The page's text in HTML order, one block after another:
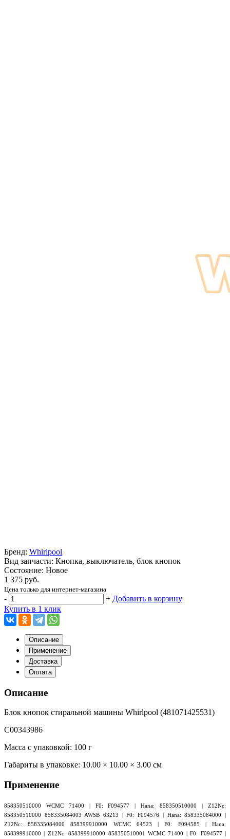
Бренд: Whirlpool
Вид запчасти: Кнопка, выключатель, блок кнопок
Состояние: Новое
1 375 руб.
Цена только для интернет-магазина
- + Добавить в корзину
Купить в 1 клик
Описание
Применение
Доставка
Оплата
Описание
Блок кнопок стиральной машины Whirlpool (481071425531)
C00343986
Масса с упаковкой: 100 г
Габариты в упаковке: 10.00 × 10.00 × 3.00 см
Применение
858350510000 WCMC 71400 | F0: F094577 | Hana: 858350510000 | Z12Nc:
858350510000 858335084003 AWSB 63213 | F0: F094576 | Hana: 858335084000 |
Z12Nc: 858335084000 858399910000 WCMC 64523 | F0: F094585 | Hana:
858399910000 | Z12Nc: 858399910000 858350510001 WCMC 71400 | F0: F094577 |